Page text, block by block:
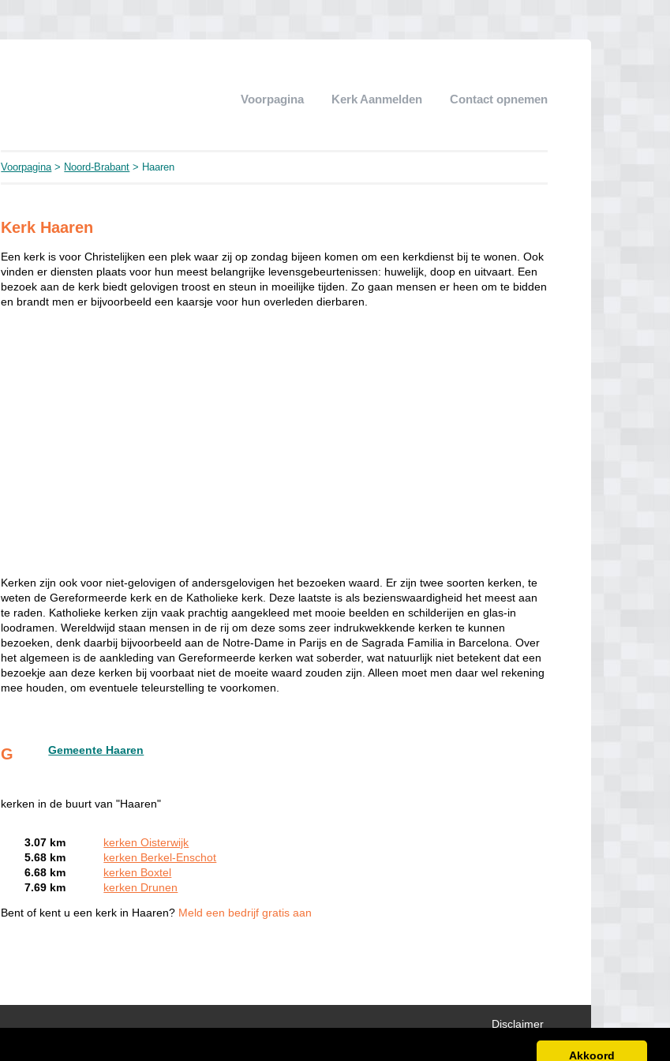
Akkoord
Voorpagina Kerk Aanmelden Contact opnemen
Voorpagina> Noord-Brabant > Haaren
Kerk Haaren
Een kerk is voor Christelijken een plek waar zij op zondag bijeen komen om een kerkdienst bij te wonen. Ook
vinden er diensten plaats voor hun meest belangrijke levensgebeurtenissen: huwelijk, doop en uitvaart. Een
bezoek aan de kerk biedt gelovigen troost en steun in moeilijke tijden. Zo gaan mensen er heen om te bidden
en brandt men er bijvoorbeeld een kaarsje voor hun overleden dierbaren.
Kerken zijn ook voor niet-gelovigen of andersgelovigen het bezoeken waard. Er zijn twee soorten kerken, te
weten de Gereformeerde kerk en de Katholieke kerk. Deze laatste is als bezienswaardigheid het meest aan
te raden. Katholieke kerken zijn vaak prachtig aangekleed met mooie beelden en schilderijen en glas-in
loodramen. Wereldwijd staan mensen in de rij om deze soms zeer indrukwekkende kerken te kunnen
bezoeken, denk daarbij bijvoorbeeld aan de Notre-Dame in Parijs en de Sagrada Familia in Barcelona. Over
het algemeen is de aankleding van Gereformeerde kerken wat soberder, wat natuurlijk niet betekent dat een
bezoekje aan deze kerken bij voorbaat niet de moeite waard zouden zijn. Alleen moet men daar wel rekening
mee houden, om eventuele teleurstelling te voorkomen.
G Gemeente Haaren
kerken in de buurt van "Haaren"
3.07 km
kerken Oisterwijk
5.68 km
kerken Berkel-Enschot
6.68 km
kerken Boxtel
7.69 km
kerken Drunen
Bent of kent u een kerk in Haaren? Meld een bedrijf gratis aan
Disclaimer